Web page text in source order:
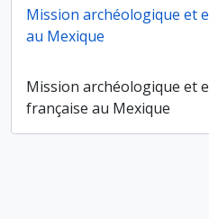
Mission archéologique et
au Mexique
Mission archéologique et
française au Mexique